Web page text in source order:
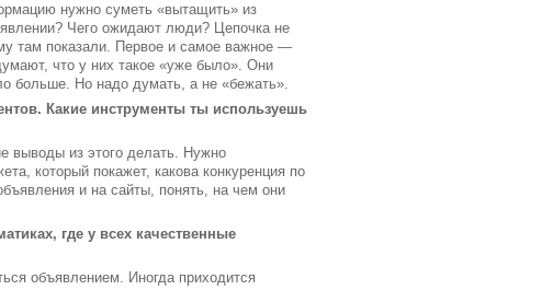
нужно суметь «вытащить» из
Чего ожидают люди? Цепочка не
там показали. Первое и самое важное —
что у них такое «уже было». Они
больше. Но надо думать, а не «бежать».
Какие инструменты ты используешь
выводы из этого делать. Нужно
который покажет, какова конкуренция по
и на сайты, понять, на чем они
где у всех качественные
объявлением. Иногда приходится